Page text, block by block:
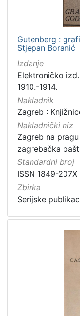
Gutenberg :
Stjepan Boranić
Izdanje
Elektroničko
1910.-1914.
Nakladnik
Zagreb :
Nakladnički niz
Zagreb na
zagrebačka
Standardni broj
ISSN 1849-207X
Zbirka
Serijske